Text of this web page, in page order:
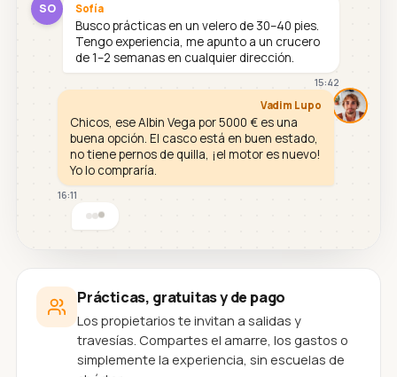
SO Sofía
Busco prácticas en un velero de 30–40 pies.
Tengo experiencia, me apunto a un crucero
de 1–2 semanas en cualquier dirección.
15:42
Vadim Lupo
Chicos, ese Albin Vega por 5000 € es una
buena opción. El casco está en buen estado,
no tiene pernos de quilla, ¡el motor es nuevo!
Yo lo compraría.
16:11
Prácticas, gratuitas y de pago
Los propietarios te invitan a salidas y
travesías. Compartes el amarre, los gastos o
simplemente la experiencia, sin escuelas de